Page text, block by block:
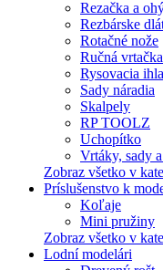
Rezačka a
Rezbárske
Rotačné nože
Ručná vrtačka
Rysovacia ihla
Sady náradia
Skalpely
RP TOOLZ
Uchopítko
Vrtáky, sady
Zobraz všetko v
Príslušenstvo k
Koľaje
Mini pružiny
Zobraz všetko v
Lodní modelári